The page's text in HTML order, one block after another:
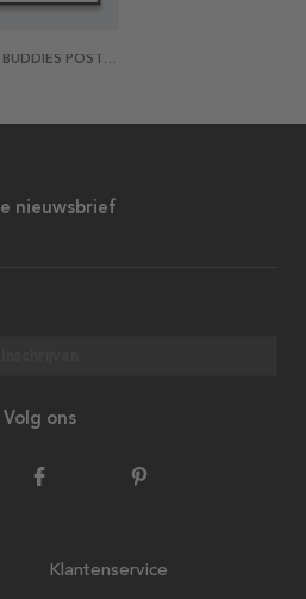
SURF BUDDIES POSTER
nieuwsbrief
Volg ons
Klantenservice